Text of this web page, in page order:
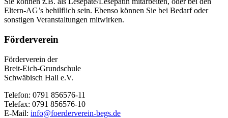
Eltern-AG’s behilflich sein. Ebenso können Sie bei Bedarf oder
sonstigen Veranstaltungen mitwirken.
Förderverein
Förderverein der
Breit-Eich-Grundschule
Schwäbisch Hall e.V.
Telefon: 0791 856576-11
Telefax: 0791 856576-10
E-Mail: info@foerderverein-begs.de